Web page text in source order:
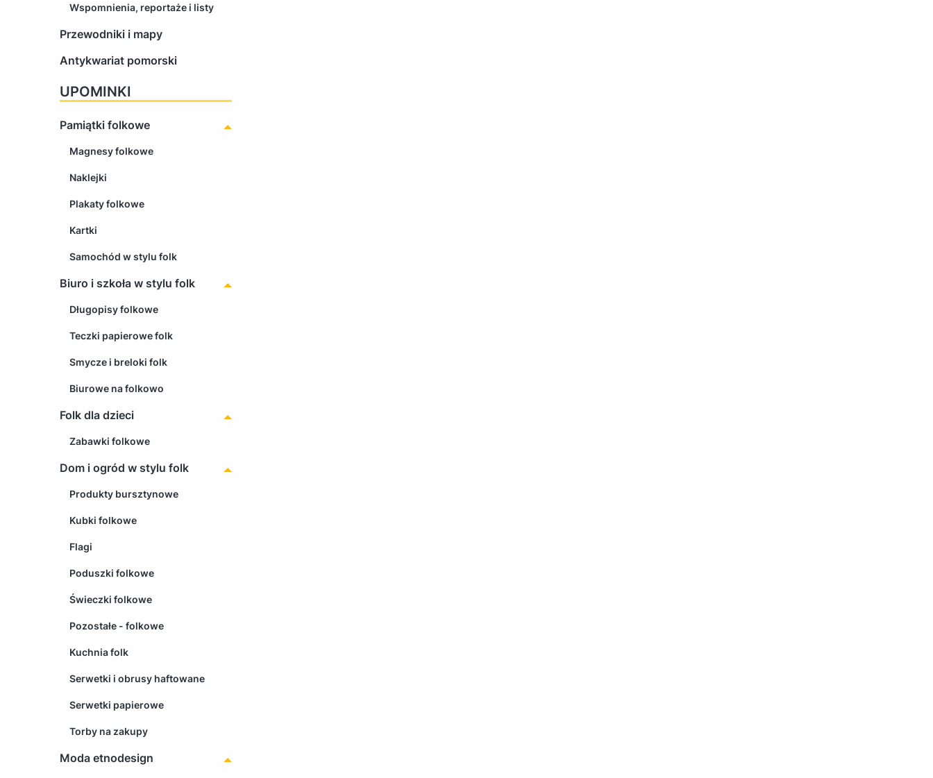
Wspomnienia, reportaże i listy
Przewodniki i mapy
Antykwariat pomorski
UPOMINKI
Pamiątki folkowe
Magnesy folkowe
Naklejki
Plakaty folkowe
Kartki
Samochód w stylu folk
Biuro i szkoła w stylu folk
Długopisy folkowe
Teczki papierowe folk
Smycze i breloki folk
Biurowe na folkowo
Folk dla dzieci
Zabawki folkowe
Dom i ogród w stylu folk
Produkty bursztynowe
Kubki folkowe
Flagi
Poduszki folkowe
Świeczki folkowe
Pozostałe - folkowe
Kuchnia folk
Serwetki i obrusy haftowane
Serwetki papierowe
Torby na zakupy
Moda etnodesign